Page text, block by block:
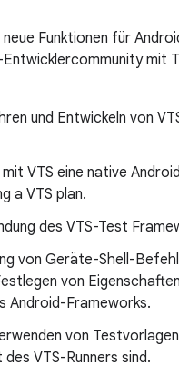
Funktionen für
mit
und Entwickeln von
VTS eine native
a VTS plan.
des VTS-Test
von Geräte-Shell-
von
Android-Frameworks.
von
VTS-Runners sind.